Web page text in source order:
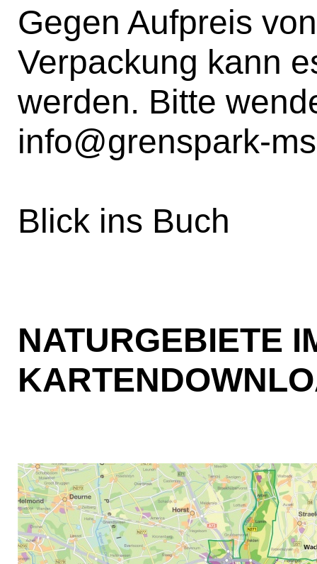
Gegen Aufpreis
Verpackung kann
werden. Bitte
info@grenspark-
Blick ins Buch
NATURGEBIETE